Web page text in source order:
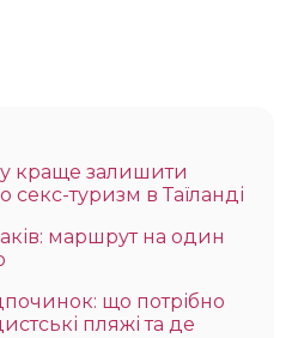
краще залишити
секс-туризм в Таїланді
маршрут на один
що потрібно
пляжі та де